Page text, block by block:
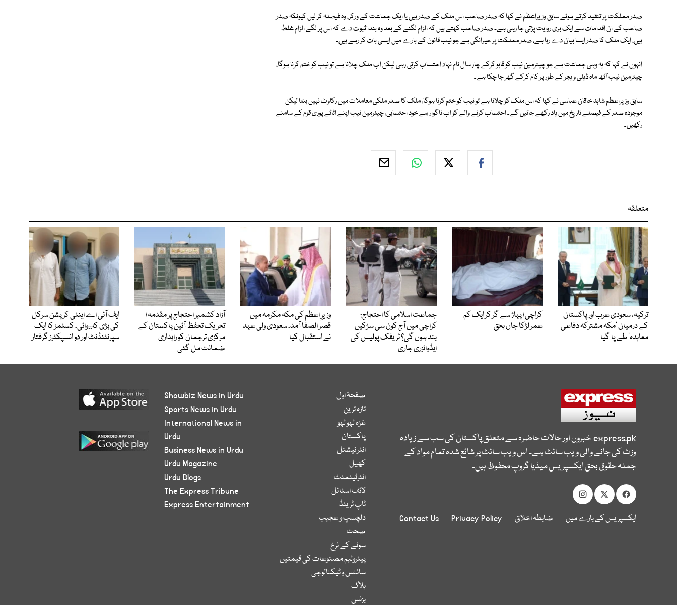
صدر مملکت پر تنقید کرتے ہوئے سابق وزیراعظم نے کہا کہ صدر صاحب اس ملک کے صدر ہیں یا ایک جماعت کے ورکر، وہ فیصلہ کر لیں کیونکہ صدر
صاحب کے ان اقدامات سے ایک بری روایت پڑتی جا رہی ہے۔ صدر صاحب کہتے ہیں کہ الزام لگنے کے بعد وہ بندا ثبوت دے کہ اس پر لگے الزام غلط
ہیں، ایک ملک کا صدر ایسا بیان دے رہا ہے، صدر مملکت پر حیرانگی ہے جو نیب قانون کے بارے میں ایسی بات کر رہے ہیں۔
انہوں نے کہا کہ یہ وہی جماعت ہے جو چیئرمین نیب کو قابو کرکے چار سال نام نہاد احتساب کرتی رہی لیکن اب ملک چلانا ہے تو نیب کو ختم کرنا ہوگا،
چیئرمین نیب آٹھ ماہ ڈیلی ویجر کے طور پر کام کرکے گھر جا چکا ہے۔
سابق وزیراعظم شاہد خاقان عباسی نے کہا کہ اس ملک کو چلانا ہے تو نیب کو ختم کرنا ہوگا، ملک کا صدر ملکی معاملات میں رکاوٹ نہیں بنتا لیکن
موجودہ صدر کے فیصلے تاریخ میں یاد رکھے جائیں گے۔ احتساب کرنے والے کو اب ناگوار ہے خود احتسابی، چیئرمین نیب اپنے اثاثے پوری قوم کے سامنے
رکھیں۔
متعلقہ
ترکیہ، سعودی عرب اور پاکستان
کے درمیان ’مکہ مشترکہ دفاعی
معاہدہ‘ طے پا گیا
کراچی؛ پہاڑ سے گر کر ایک کم
عمر لڑکا جاں بحق
جماعت اسلامی کا احتجاج:
کراچی میں آج کون سی سڑکیں
بند ہوں گی؟ ٹریفک پولیس کی
ایڈوائزری جاری
وزیرِ اعظم کی مکہ مکرمہ میں
قصر الصفا آمد، سعودی ولی عہد
نے استقبال کیا
آزاد کشمیر احتجاج پر مقدمہ؛
تحریک تحفظ آئین پاکستان کے
مرکزی ترجمان کو راہداری
ضمانت مل گئی
ایف آئی اے اینٹی کرپشن سرکل
کی بڑی کارروائی، کسٹمز کا ایک
سپرنٹنڈنٹ اور دو انسپکٹرز گرفتار
express.pkخبروں اور حالات حاضرہ سے متعلق پاکستان کی سب سے زیادہ
وزٹ کی جانے والی ویب سائٹ ہے۔ اس ویب سائٹ پر شائع شدہ تمام مواد کے
جملہ حقوق بحق ایکسپریس میڈیا گروپ محفوظ ہیں۔
ایکسپریس کے بارے میں ضابطہ اخلاق Privacy Policy
Contact Us
صفحۂ اول
تازہ ترین
غزہ لہو لہو
پاکستان
انٹر نیشنل
کھیل
انٹرٹینمنٹ
لائف اسٹائل
ٹاپ ٹرینڈ
دلچسپ و عجیب
صحت
سونے کے نرخ
پیٹرولیم مصنوعات کی قیمتیں
سائنس و ٹیکنالوجی
بلاگ
بزنس
Showbiz News in Urdu
Sports News in Urdu
International News in
Urdu
Business News in Urdu
Urdu Magazine
Urdu Blogs
The Express Tribune
Express Entertainment